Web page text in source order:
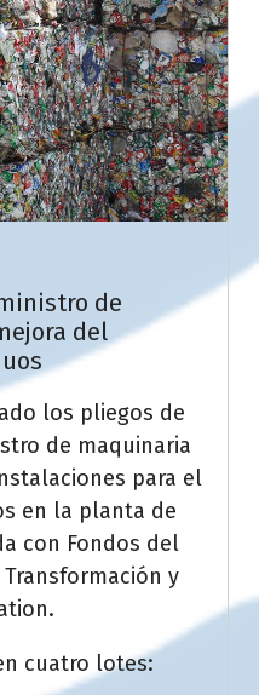
de
del
los pliegos de
de maquinaria
para el
en la planta de
con Fondos del
y
cuatro lotes: